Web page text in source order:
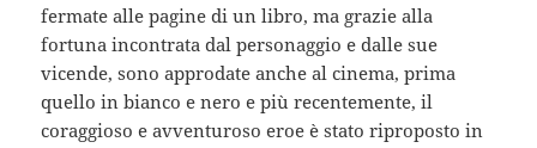
fermate alle pagine di un libro, ma grazie alla
fortuna incontrata dal personaggio e dalle sue
vicende, sono approdate anche al cinema, prima
quello in bianco e nero e più recentemente, il
coraggioso e avventuroso eroe è stato riproposto in